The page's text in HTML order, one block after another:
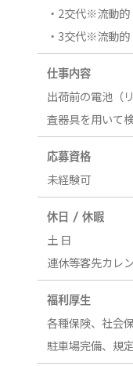
・2交代※流動的
・3交代※流動的
仕事内容
出荷前の電池（
査器具を用いて
応募資格
未経験可
休日 / 休暇
土 日
連休等客先カレ
福利厚生
各種保険、社会
駐車場完備、規